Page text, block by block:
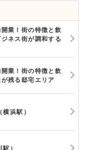
業！街の特徴と飲
ネス街が調和する
業！街の特徴と飲
残る邸宅エリア
浜駅）
）